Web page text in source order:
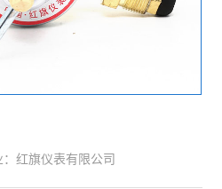
红旗仪表有限公司